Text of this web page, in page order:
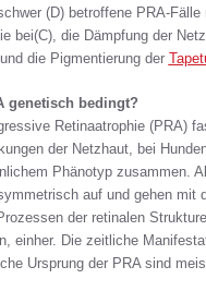
(D) betroffene PRA-
bei(C), die Dämpfung der
die Pigmentierung der
genetisch bedingt?
Retinaatrophie (PRA)
der Netzhaut, bei
Phänotyp zusammen.
auf und gehen mit
der retinalen
einher. Die zeitliche
Ursprung der PRA sind